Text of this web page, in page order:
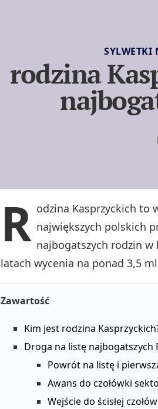
SYLWETKI
rodzina
R odzina Kasprzyckich to
największych polskich
najbogatszych rodzin w
latach wycenia na ponad 3,5
Zawartość
Kim jest rodzina
Droga na listę najbogatszych
Powrót na listę i
Awans do czołówki
Wejście do ścisłej